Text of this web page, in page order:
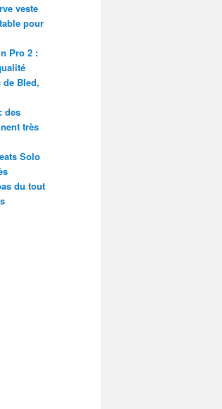
veste
pour
Pro 2 :
de Bled,
des
très
Solo
du tout